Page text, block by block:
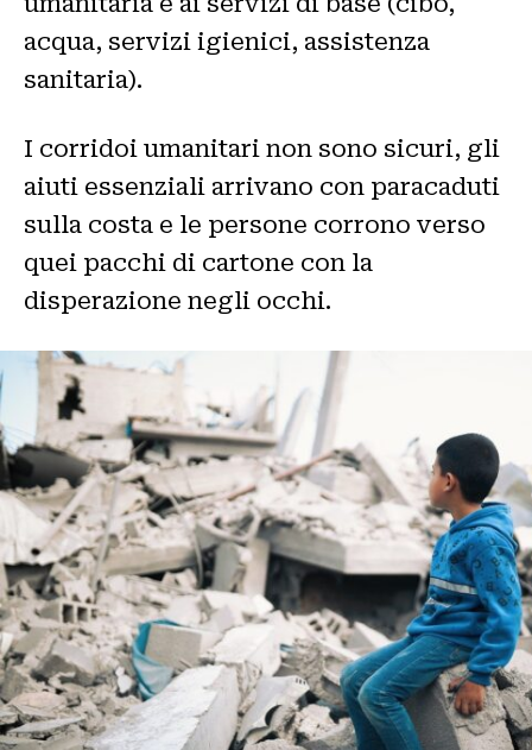
acqua, servizi igienici, assistenza
sanitaria).
I corridoi umanitari non sono sicuri, gli
aiuti essenziali arrivano con paracaduti
sulla costa e le persone corrono verso
quei pacchi di cartone con la
disperazione negli occhi.